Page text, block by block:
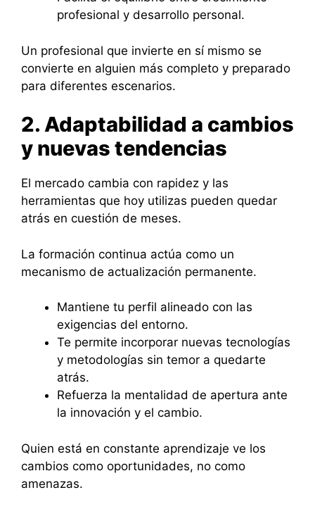
profesional y desarrollo personal.
Un profesional que invierte en sí mismo se
convierte en alguien más completo y preparado
para diferentes escenarios.
2. Adaptabilidad a cambios
y nuevas tendencias
El mercado cambia con rapidez y las
herramientas que hoy utilizas pueden quedar
atrás en cuestión de meses.
La formación continua actúa como un
mecanismo de actualización permanente.
Mantiene tu perfil alineado con las
exigencias del entorno.
Te permite incorporar nuevas tecnologías
y metodologías sin temor a quedarte
atrás.
Refuerza la mentalidad de apertura ante
la innovación y el cambio.
Quien está en constante aprendizaje ve los
cambios como oportunidades, no como
amenazas.